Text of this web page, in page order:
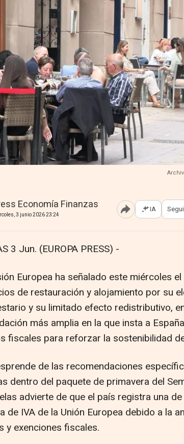
Economía Finanzas
3 junio 2026 23:24 Abrir IA
3 Jun. (EUROPA PRESS) -
Europea ha señalado este miércoles
de restauración y alojamiento por su
y su limitado efecto redistributivo,
más amplia en la que insta a
fiscales para reforzar la sostenibilidad
de las recomendaciones
dentro del paquete de primavera del
advierte de que el país registra una
de IVA de la Unión Europea debido a la
y exenciones fiscales.